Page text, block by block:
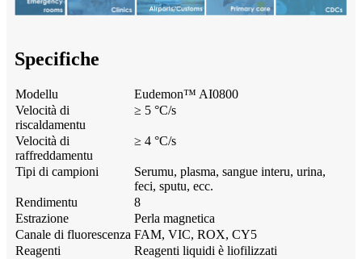
Specifiche
Modellu
Eudemon™ AI0800
Velocità di
riscaldamentu
≥ 5 °C/s
Velocità di
raffreddamentu
≥ 4 °C/s
Tipi di campioni
Serumu, plasma, sangue interu, urina,
feci, sputu, ecc.
Rendimentu
8
Estrazione
Perla magnetica
Canale di fluorescenza FAM, VIC, ROX, CY5
Reagenti
Reagenti liquidi è liofilizzati